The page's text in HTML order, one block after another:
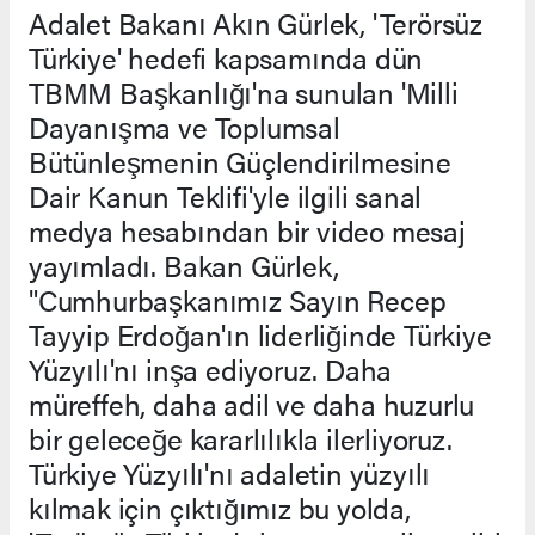
Adalet Bakanı Akın Gürlek, 'Terörsüz
Türkiye' hedefi kapsamında dün
TBMM Başkanlığı'na sunulan 'Milli
Dayanışma ve Toplumsal
Bütünleşmenin Güçlendirilmesine
Dair Kanun Teklifi'yle ilgili sanal
medya hesabından bir video mesaj
yayımladı. Bakan Gürlek,
"Cumhurbaşkanımız Sayın Recep
Tayyip Erdoğan'ın liderliğinde Türkiye
Yüzyılı'nı inşa ediyoruz. Daha
müreffeh, daha adil ve daha huzurlu
bir geleceğe kararlılıkla ilerliyoruz.
Türkiye Yüzyılı'nı adaletin yüzyılı
kılmak için çıktığımız bu yolda,